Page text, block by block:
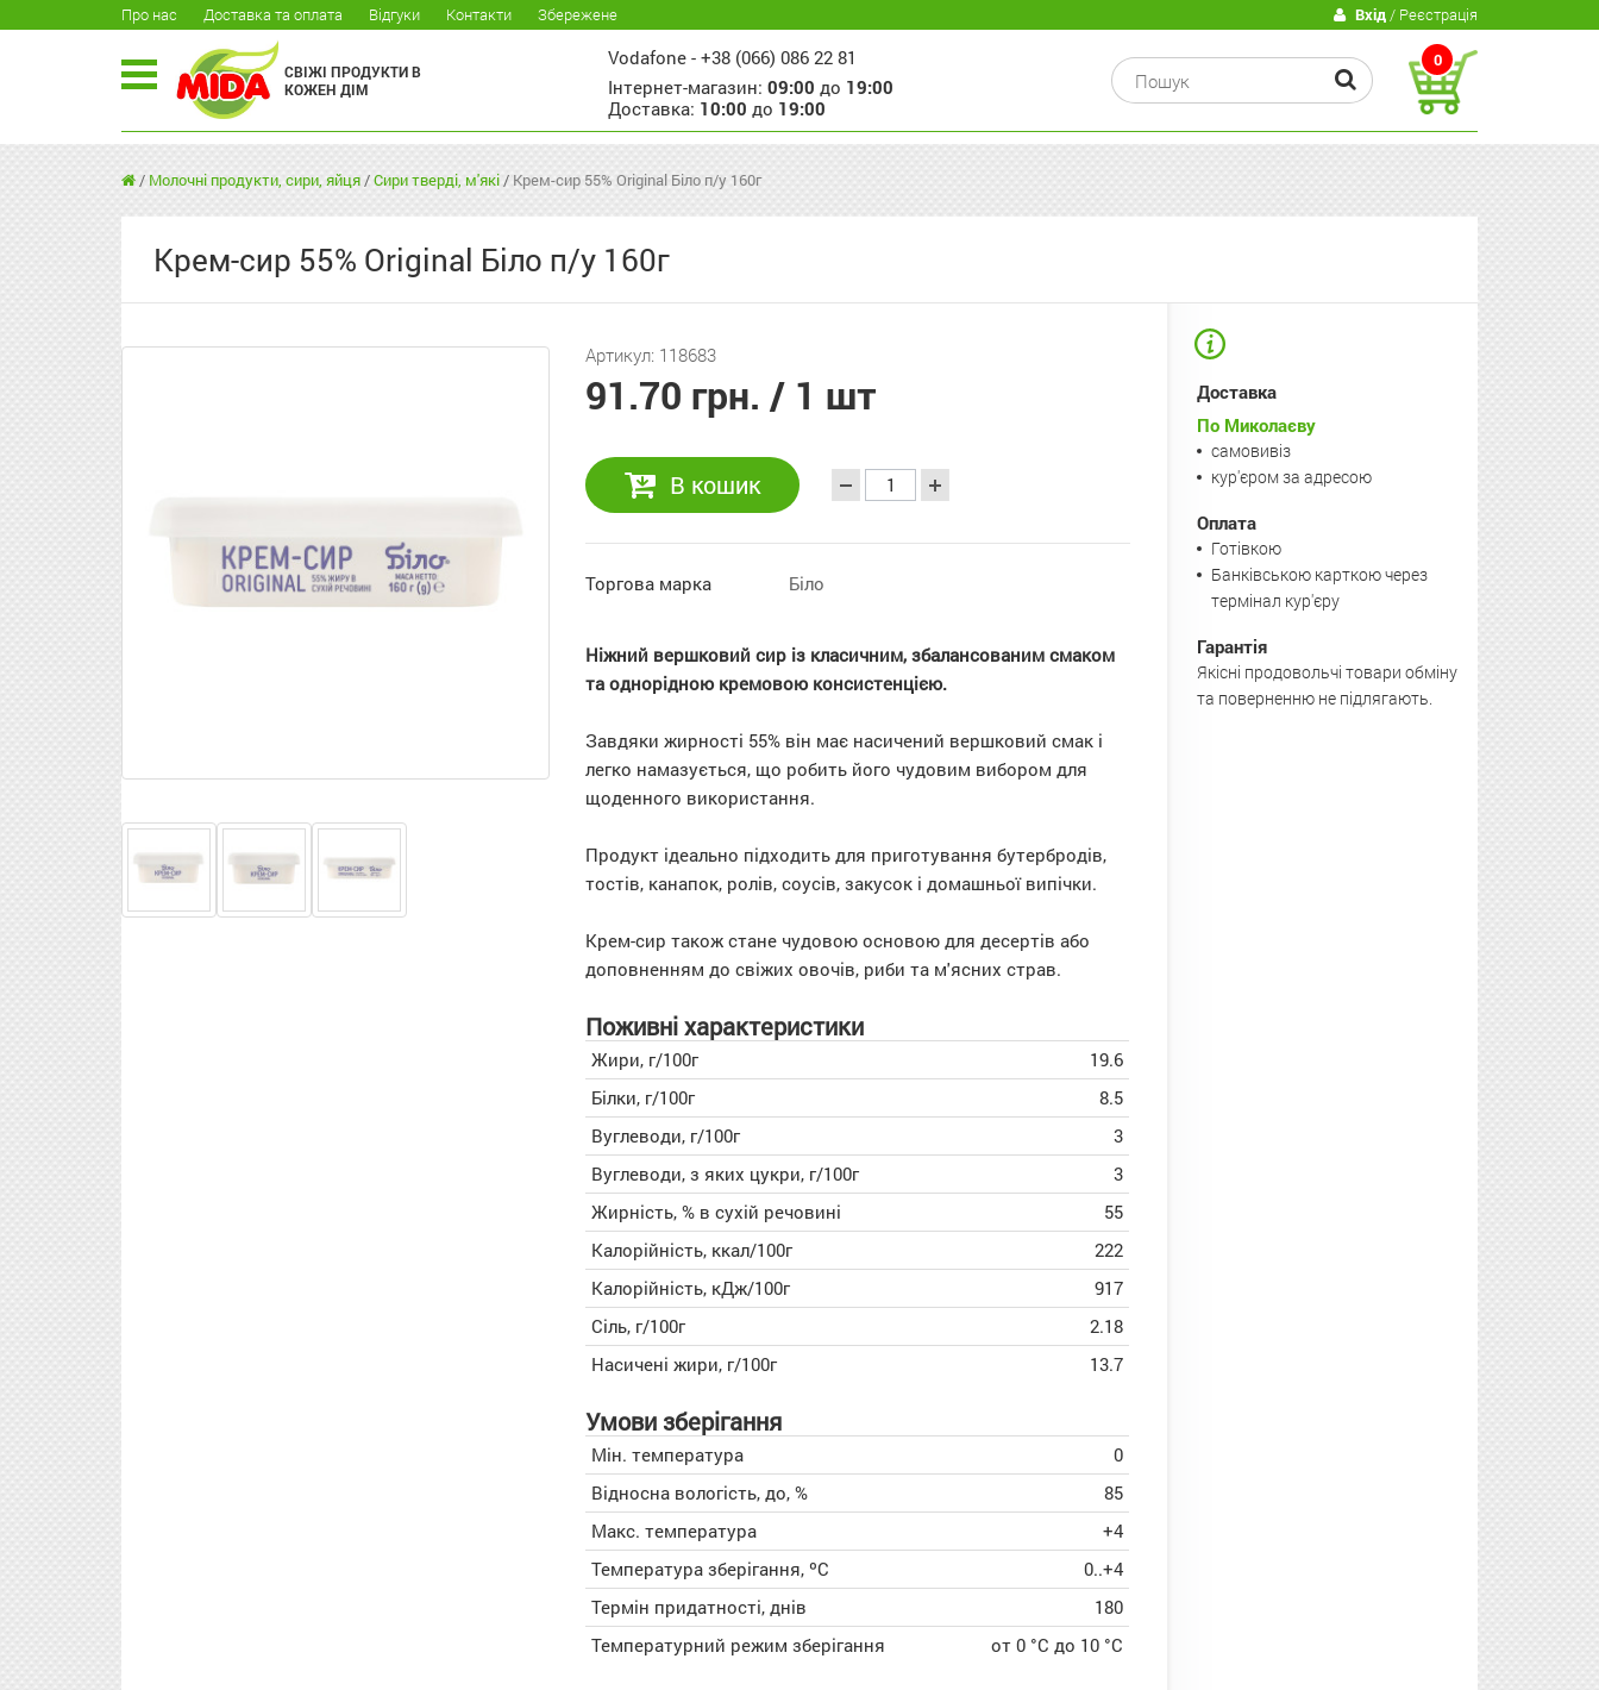
Про нас Доставка та оплата Відгуки Контакти Збережене Вхід/ Реєстрація
СВІЖІ ПРОДУКТИ В
КОЖЕН ДІМ
Vodafone - +38 (066) 086 22 81
Інтернет-магазин: 09:00 до 19:00
Доставка: 10:00 до 19:00
0
/ Молочні продукти, сири, яйця/Сири тверді, м'які/ Крем-сир 55% Original Біло п/у 160г
Крем-сир 55% Original Біло п/у 160г
Артикул: 118683
91.70 грн. / 1 шт
В кошик
Торгова марка Біло
Ніжний вершковий сир із класичним, збалансованим смаком
та однорідною кремовою консистенцією.
Завдяки жирності 55% він має насичений вершковий смак і
легко намазується, що робить його чудовим вибором для
щоденного використання.
Продукт ідеально підходить для приготування бутербродів,
тостів, канапок, ролів, соусів, закусок і домашньої випічки.
Крем-сир також стане чудовою основою для десертів або
доповненням до свіжих овочів, риби та м'ясних страв.
Поживні характеристики
Жири, г/100г
19.6
Білки, г/100г
8.5
Вуглеводи, г/100г
3
Вуглеводи, з яких цукри, г/100г
3
Жирність, % в сухій речовині
55
Калорійність, ккал/100г
222
Калорійність, кДж/100г
917
Сіль, г/100г
2.18
Насичені жири, г/100г
13.7
Умови зберігання
Мін. температура
0
Відносна вологість, до, %
85
Макс. температура
+4
Температура зберігання, ºC
0..+4
Термін придатності, днів
180
Температурний режим зберігання
от 0 °С до 10 °С
Доставка
По Миколаєву
самовивіз
кур'єром за адресою
Оплата
Готівкою
Банківською карткою через
термінал кур'єру
Гарантія
Якісні продовольчі товари обміну
та поверненню не підлягають.